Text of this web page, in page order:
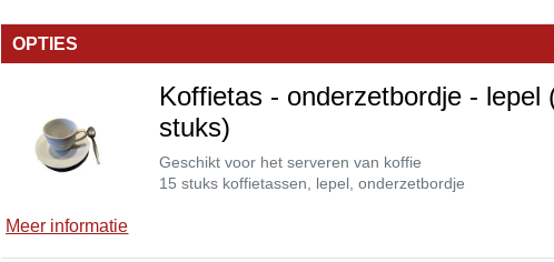
OPTIES
Meer informatie
Koffietas - onderzetbordje - lepel
stuks)
Geschikt voor het serveren van koffie
15 stuks koffietassen, lepel, onderzetbordje